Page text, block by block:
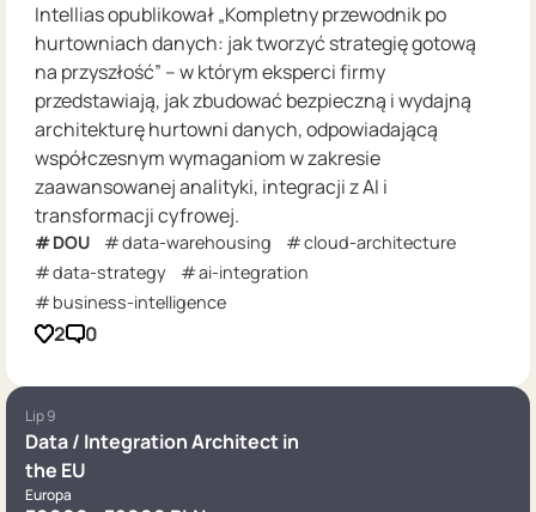
Intellias opublikował „Kompletny przewodnik po
hurtowniach danych: jak tworzyć strategię gotową
na przyszłość” – w którym eksperci firmy
przedstawiają, jak zbudować bezpieczną i wydajną
architekturę hurtowni danych, odpowiadającą
współczesnym wymaganiom w zakresie
zaawansowanej analityki, integracji z AI i
transformacji cyfrowej.
DOU data-warehousing
cloud-architecture
data-strategy
ai-integration
business-intelligence
2 0
Lip 9
Data / Integration Architect in
the EU
Europa